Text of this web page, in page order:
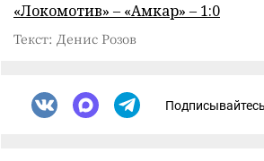
«Локомотив» – «Амкар» – 1:0
Текст: Денис Розов